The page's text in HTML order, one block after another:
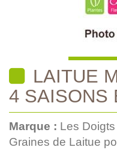
LAITUE
4 SAISONS
Marque : Les Doigts
Graines de Laitue